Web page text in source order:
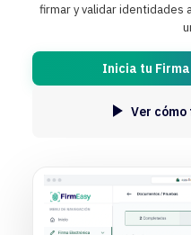
firmar y validar identidades
Inicia tu
Ver